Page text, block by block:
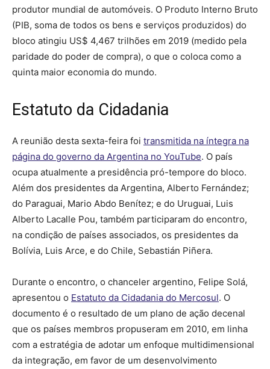
produtor mundial de automóveis. O Produto Interno Bruto
(PIB, soma de todos os bens e serviços produzidos) do
bloco atingiu US$ 4,467 trilhões em 2019 (medido pela
paridade do poder de compra), o que o coloca como a
quinta maior economia do mundo.
Estatuto da Cidadania
A reunião desta sexta-feira foi transmitida na íntegra na
página do governo da Argentina no YouTube. O país
ocupa atualmente a presidência pró-tempore do bloco.
Além dos presidentes da Argentina, Alberto Fernández;
do Paraguai, Mario Abdo Benítez; e do Uruguai, Luis
Alberto Lacalle Pou, também participaram do encontro,
na condição de países associados, os presidentes da
Bolívia, Luis Arce, e do Chile, Sebastián Piñera.
Durante o encontro, o chanceler argentino, Felipe Solá,
apresentou o Estatuto da Cidadania do Mercosul. O
documento é o resultado de um plano de ação decenal
que os países membros propuseram em 2010, em linha
com a estratégia de adotar um enfoque multidimensional
da integração, em favor de um desenvolvimento